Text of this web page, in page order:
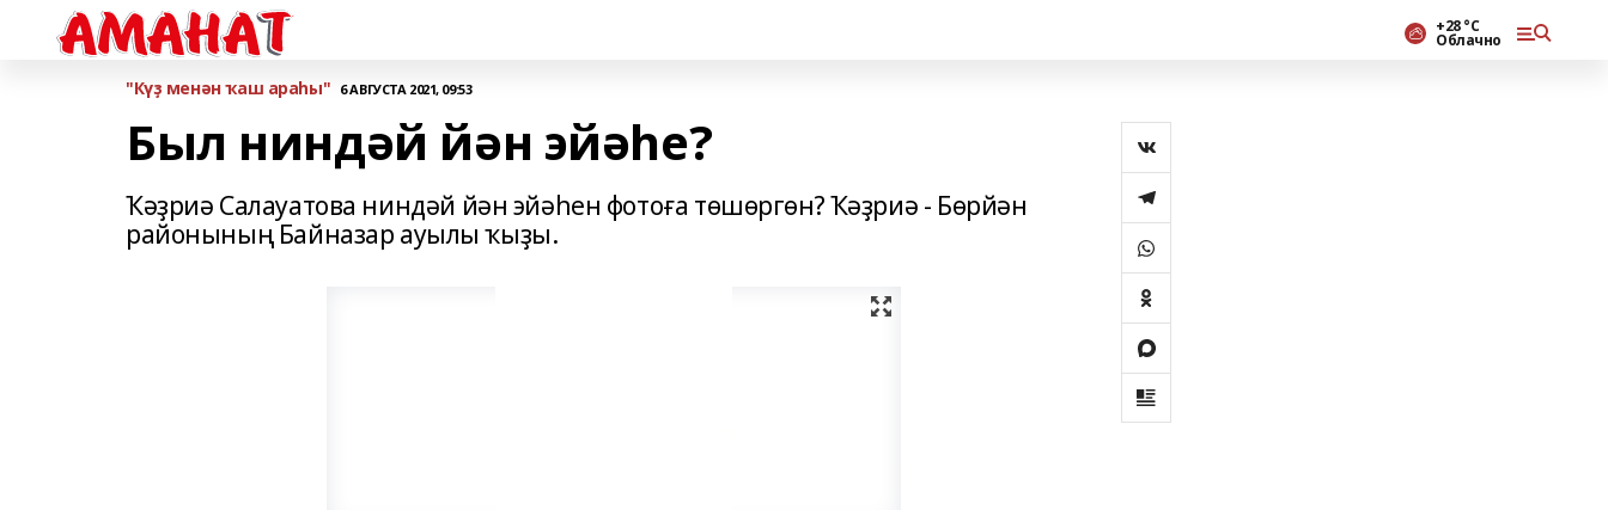
+28 °С
Облачно
"Күҙ менән ҡаш араһы" 6 АВГУСТА 2021, 09:53
Был ниндәй йән эйәһе?
Ҡәҙриә Салауатова ниндәй йән эйәһен фотоға төшөргөн? Ҡәҙриә - Бөрйән
районының Байназар ауылы ҡыҙы.